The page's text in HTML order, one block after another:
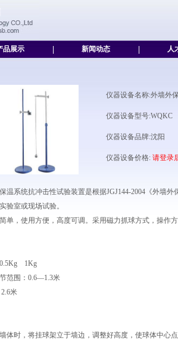
品展示 新闻动态 人
仪器设备名称:外墙外
仪器设备型号:WQKC
仪器设备品牌:沈阳
仪器设备价格: 请登录
温系统抗冲击性试验装置是根据JGJ144-2004《外墙
验室或现场试验。
单，使用方便，高度可调。采用磁力抓球方式，操作
1Kg
范围：0.6—1.3米
米
体时，将挂球架立于墙边，调整好高度，使球体中心